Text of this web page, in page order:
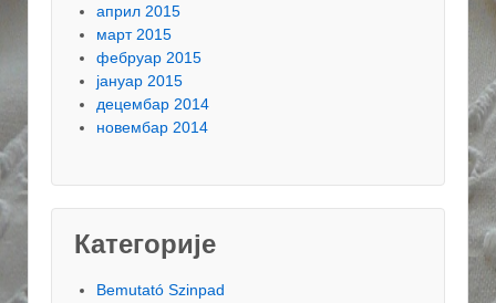
април 2015
март 2015
фебруар 2015
јануар 2015
децембар 2014
новембар 2014
Категорије
Bemutató Szinpad